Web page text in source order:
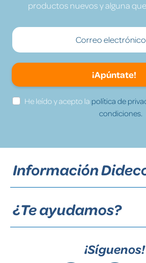
productos nuevos y alguna
¡Apúntate!
He leído y acepto la política de
condiciones.
Información
¿Te ayudamos?
¡Síguenos!